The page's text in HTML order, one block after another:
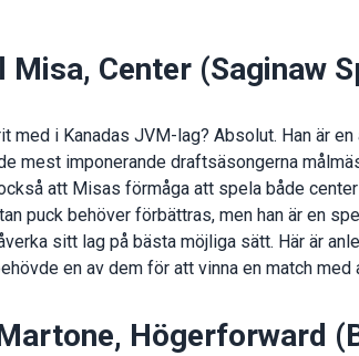
Misa, Center (Saginaw
med i Kanadas JVM-lag? Absolut. Han är
mest imponerande draftsäsongerna
att Misas förmåga att spela både
puck behöver förbättras, men han är en
sitt lag på bästa möjliga sätt. Här är
en av dem för att vinna en match
Högerforward